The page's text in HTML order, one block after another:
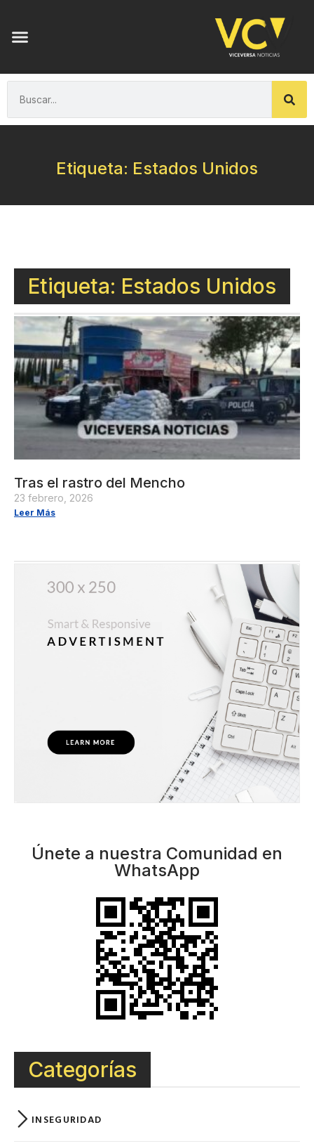
Etiqueta: Estados Unidos
Etiqueta: Estados Unidos
Tras el rastro del Mencho
23 febrero, 2026
Leer Más
Únete a nuestra Comunidad en
WhatsApp
Categorías
INSEGURIDAD